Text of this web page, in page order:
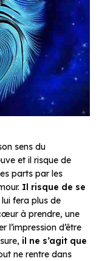
sens du
et il risque de
parts par les
Il risque de se
fera plus de
à prendre, une
l’impression d’être
il ne s’agit que
ne rentre dans